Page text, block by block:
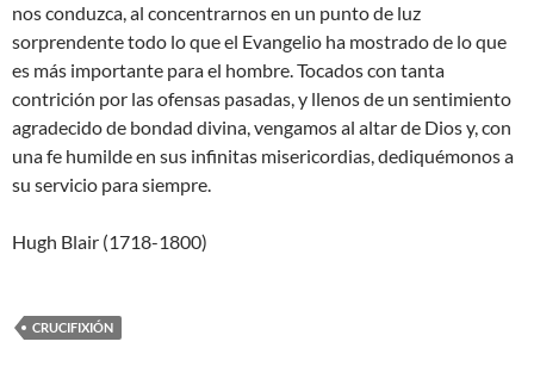
nos conduzca, al concentrarnos en un punto de luz
sorprendente todo lo que el Evangelio ha mostrado de lo que
es más importante para el hombre. Tocados con tanta
contrición por las ofensas pasadas, y llenos de un sentimiento
agradecido de bondad divina, vengamos al altar de Dios y, con
una fe humilde en sus infinitas misericordias, dediquémonos a
su servicio para siempre.
Hugh Blair (1718-1800)
CRUCIFIXIÓN